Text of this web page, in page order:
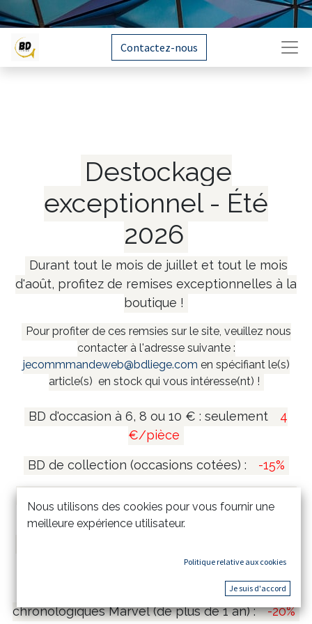
Contactez-nous
Destockage
exceptionnel - Été
2026
Durant tout le mois de juillet et tout le mois
d'août, profitez de remises exceptionnelles à la
boutique !
Pour profiter de ces remsies sur le site, veuillez nous
contacter à l'adresse suivante :
jecommmandeweb@bdliege.com en spécifiant le(s)
article(s) en stock qui vous intéresse(nt) !
BD d'occasion à 6, 8 ou 10 € : seulement
4
€/pièce
BD de collection (occasions cotées) : -15%
:
-20%
-15%
Comics Marvel Omnibus & Intégrales
chronologiques Marvel (de plus de 1 an) : -20%
Nous utilisons des cookies pour vous fournir une
meilleure expérience utilisateur.
Politique relative aux cookies
Je suis d'accord